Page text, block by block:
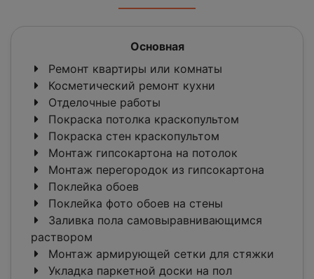
Основная
Ремонт квартиры или комнаты
Косметический ремонт кухни
Отделочные работы
Покраска потолка краскопультом
Покраска стен краскопультом
Монтаж гипсокартона на потолок
Монтаж перегородок из гипсокартона
Поклейка обоев
Поклейка фото обоев на стены
Заливка пола самовыравнивающимся
раствором
Монтаж армирующей сетки для стяжки
Укладка паркетной доски на пол